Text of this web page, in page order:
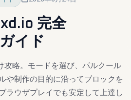
完全
ガイド
攻略。モードを選び、パルクール
や制作の目的に沿ってブロックを
ラウザプレイでも安定して上達し